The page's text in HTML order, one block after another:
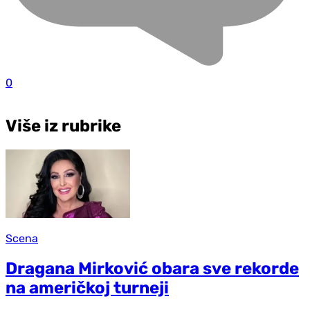
0
Više iz rubrike
Scena
Dragana Mirković obara sve rekorde
na američkoj turneji